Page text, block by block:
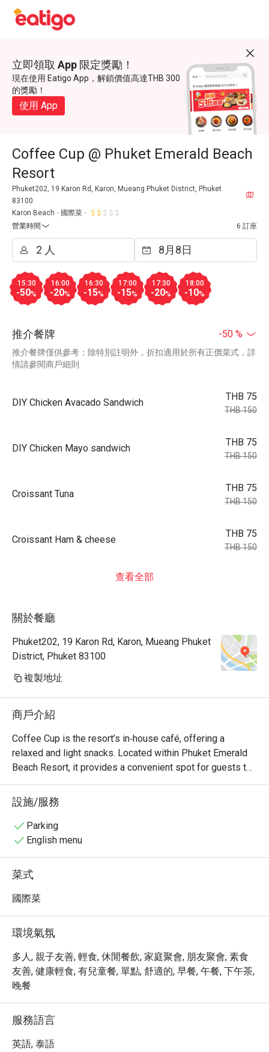
立即領取 App 限定獎勵！
現在使用 Eatigo App，解鎖價值高達THB 300
的獎勵！
使用 App
Coffee Cup @ Phuket Emerald Beach
Resort
Phuket202, 19 Karon Rd, Karon, Mueang Phuket District, Phuket
83100
Karon Beach
國際菜
營業時間
6 訂座
15:30
-50%
16:00
-20%
16:30
-15%
17:00
-15%
17:30
-20%
18:00
-10%
推介餐牌 -50 %
推介餐牌僅供參考；除特別註明外，折扣適用於所有正價菜式，詳
情請參閱商戶細則
DIY Chicken Avacado Sandwich
THB 75
THB 150
DIY Chicken Mayo sandwich
THB 75
THB 150
Croissant Tuna
THB 75
THB 150
Croissant Ham & cheese
THB 75
THB 150
查看全部
關於餐廳
Phuket202, 19 Karon Rd, Karon, Mueang Phuket
District, Phuket 83100
複製地址
商戶介紹
Coffee Cup is the resort’s in‑house café, offering a
relaxed and light snacks. Located within Phuket Emerald
Beach Resort, it provides a convenient spot for guests to
unwind after swimming, beach time, or enjoying resort
amenities. The café is family‑friendly and fits well with the
resort’s vacation atmosphere, ideal for casual
refreshments
設施/服務
Parking
English menu
菜式
國際菜
環境氣氛
多人, 親子友善, 輕食, 休閒餐飲, 家庭聚會, 朋友聚會, 素食
友善, 健康輕食, 有兒童餐, 單點, 舒適的, 早餐, 午餐, 下午茶,
晚餐
服務語言
英語, 泰語